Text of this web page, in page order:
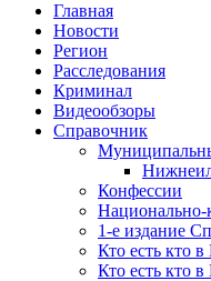
Главная
Новости
Регион
Расследования
Криминал
Видеообзоры
Справочник
Конфессии
Национально-
1-е издание
Кто есть кто
Кто есть кто